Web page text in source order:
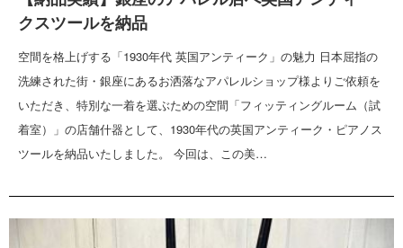
クスツールを納品
空間を格上げする「1930年代 英国アンティーク」の魅力 日本屈指の
洗練された街・銀座にあるお洒落なアパレルショップ様よりご依頼を
いただき、特別な一着を選ぶための空間「フィッティングルーム（試
着室）」の店舗什器として、1930年代の英国アンティーク・ピアノス
ツールを納品いたしました。 今回は、この美…